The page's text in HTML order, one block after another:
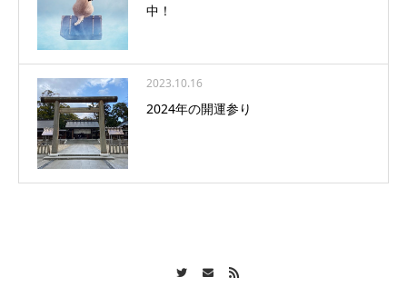
中！
2023.10.16
2024年の開運参り